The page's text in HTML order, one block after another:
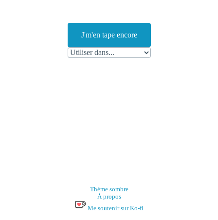
J'm'en tape encore
Thème sombre
À propos
Me soutenir sur Ko-fi